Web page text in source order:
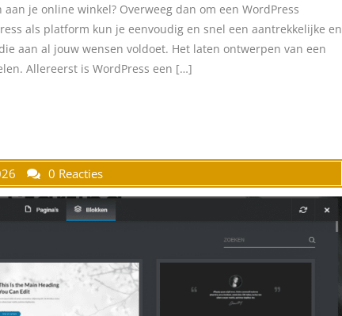
je online winkel? Overweeg dan om een WordPress
als platform kun je eenvoudig en snel een aantrekkelijke en
aan al jouw wensen voldoet. Het laten ontwerpen van een
Allereerst is WordPress een […]
0 Reacties